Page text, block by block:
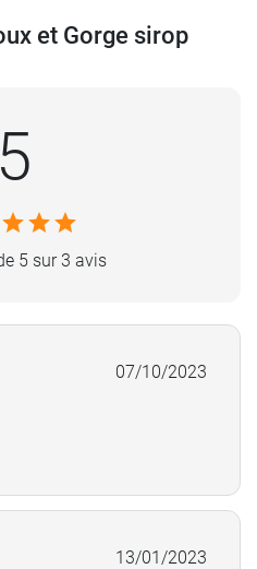
des
sans sucre contre la
et Gorge sirop
5
5 sur 3 avis
07/10/2023
13/01/2023